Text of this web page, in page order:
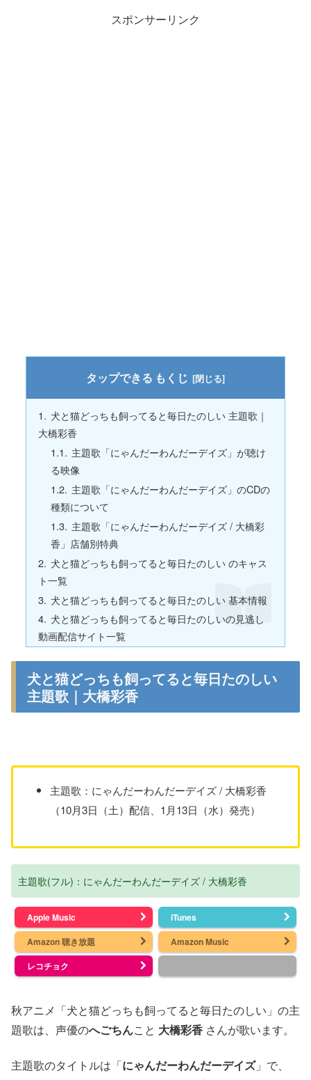
スポンサーリンク
もくじ
犬と猫どっちも飼ってると毎日たのしい 主題歌｜
大橋彩香
主題歌「にゃんだーわんだーデイズ」が聴け
る映像
主題歌「にゃんだーわんだーデイズ」のCDの
種類について
主題歌「にゃんだーわんだーデイズ / 大橋彩
香」店舗別特典
犬と猫どっちも飼ってると毎日たのしい のキャス
ト一覧
犬と猫どっちも飼ってると毎日たのしい 基本情報
犬と猫どっちも飼ってると毎日たのしいの見逃し
動画配信サイト一覧
犬と猫どっちも飼ってると毎日たのしい
主題歌｜大橋彩香
主題歌：にゃんだーわんだーデイズ / 大橋彩香
（10月3日（土）配信、1月13日（水）発売）
主題歌(フル)：にゃんだーわんだーデイズ / 大橋彩香
Apple Music
iTunes
Amazon 聴き放題
Amazon Music
レコチョク
秋アニメ「犬と猫どっちも飼ってると毎日たのしい」の主
題歌は、声優のへごちんこと 大橋彩香 さんが歌います。
主題歌のタイトルは「にゃんだーわんだーデイズ」で、